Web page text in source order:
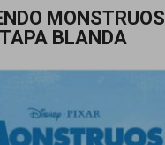
MONSTRUOS
BLANDA